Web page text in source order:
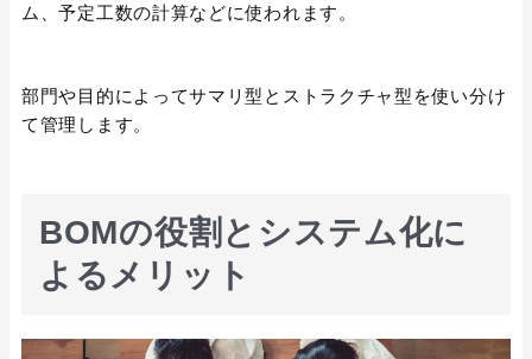
ム、予定工数の計算などに使われます。
部門や目的によってサマリ型とストラクチャ型を使い分け
て管理します。
BOMの役割とシステム化に
よるメリット